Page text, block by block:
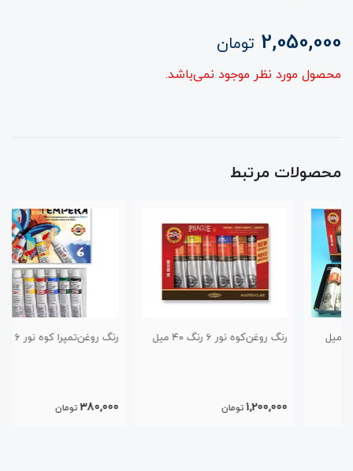
2,050,000 تومان
محصول مورد نظر موجود نمی‌باشد.
محصولات مرتبط
رنگ روغن‌کوه نور ۶ رنگ ۴۰ میل
تومان
رنگ روغن‌تمپرا کوه نور ۶ رنگ
تومان